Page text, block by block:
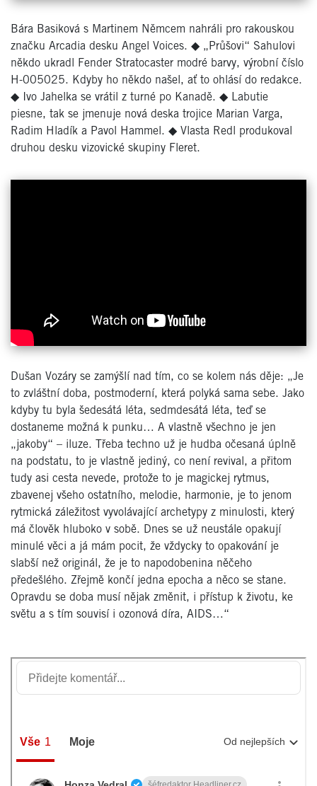
Bára Basiková s Martinem Němcem nahráli pro rakouskou
značku Arcadia desku Angel Voices. ◆ „Průšovi“ Sahulovi
někdo ukradl Fender Stratocaster modré barvy, výrobní číslo
H-005025. Kdyby ho někdo našel, ať to ohlásí do redakce.
◆ Ivo Jahelka se vrátil z turné po Kanadě. ◆ Labutie
piesne, tak se jmenuje nová deska trojice Marian Varga,
Radim Hladík a Pavol Hammel. ◆ Vlasta Redl produkoval
druhou desku vizovické skupiny Fleret.
Dušan Vozáry se zamýšlí nad tím, co se kolem nás děje: „Je
to zvláštní doba, postmoderní, která polyká sama sebe. Jako
kdyby tu byla šedesátá léta, sedmdesátá léta, teď se
dostaneme možná k punku… A vlastně všechno je jen
„jakoby“ – iluze. Třeba techno už je hudba očesaná úplně
na podstatu, to je vlastně jediný, co není revival, a přitom
tudy asi cesta nevede, protože to je magickej rytmus,
zbavenej všeho ostatního, melodie, harmonie, je to jenom
rytmická záležitost vyvolávající archetypy z minulosti, který
má člověk hluboko v sobě. Dnes se už neustále opakují
minulé věci a já mám pocit, že vždycky to opakování je
slabší než originál, že je to napodobenina něčeho
předešlého. Zřejmě končí jedna epocha a něco se stane.
Opravdu se doba musí nějak změnit, i přístup k životu, ke
světu a s tím souvisí i ozonová díra, AIDS…“